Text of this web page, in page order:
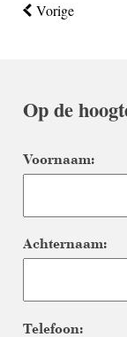
Vorige
Op de
Voornaam:
Achternaam:
Telefoon: